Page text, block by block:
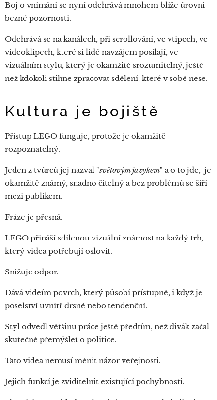
Boj o vnímání se nyní odehrává mnohem blíže úrovni
běžné pozornosti.
Odehrává se na kanálech, při scrollování, ve vtipech, ve
videoklipech, které si lidé navzájem posílají, ve
vizuálním stylu, který je okamžitě srozumitelný, ještě
než kdokoli stihne zpracovat sdělení, které v sobě nese.
Kultura je bojiště
Přístup LEGO funguje, protože je okamžitě
rozpoznatelný.
Jeden z tvůrců jej nazval "světovým jazykem" a o to jde, je
okamžitě známý, snadno čitelný a bez problémů se šíří
mezi publikem.
Fráze je přesná.
LEGO přináší sdílenou vizuální známost na každý trh,
který videa potřebují oslovit.
Snižuje odpor.
Dává videím povrch, který působí přístupně, i když je
poselství uvnitř drsné nebo tendenční.
Styl odvedl většinu práce ještě předtím, než divák začal
skutečně přemýšlet o politice.
Tato videa nemusí měnit názor veřejnosti.
Jejich funkcí je zviditelnit existující pochybnosti.